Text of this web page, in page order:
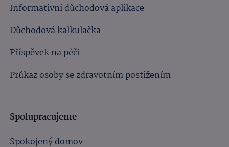
Informativní důchodová aplikace
Důchodová kalkulačka
Příspěvek na péči
Průkaz osoby se zdravotním postižením
Spolupracujeme
Spokojený domov